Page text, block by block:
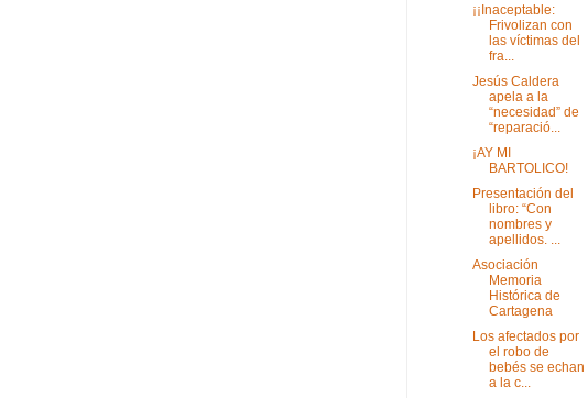
¡¡Inaceptable:
Frivolizan con
las víctimas del
fra...
Jesús Caldera
apela a la
“necesidad” de
“reparació...
¡AY MI
BARTOLICO!
Presentación del
libro: “Con
nombres y
apellidos. ...
Asociación
Memoria
Histórica de
Cartagena
Los afectados por
el robo de
bebés se echan
a la c...